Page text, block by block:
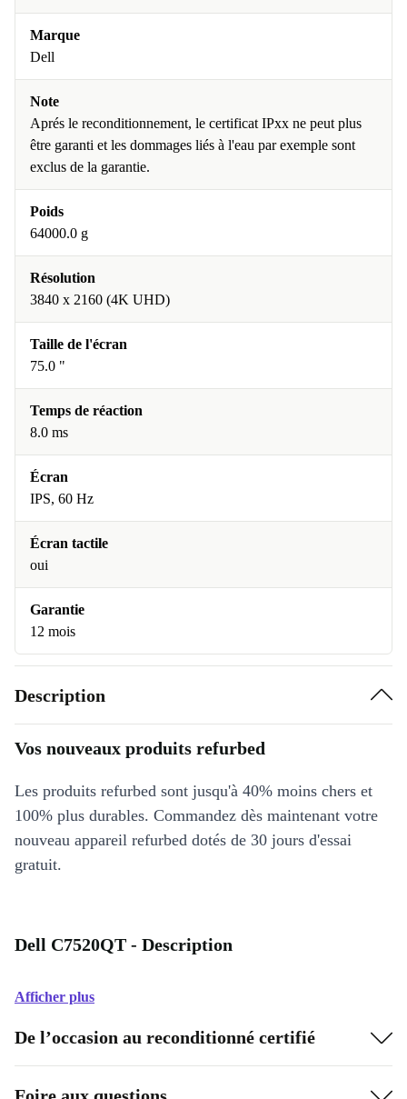
Marque
Dell
Note
Aprés le reconditionnement, le certificat IPxx ne peut plus
être garanti et les dommages liés à l'eau par exemple sont
exclus de la garantie.
Poids
64000.0 g
Résolution
3840 x 2160 (4K UHD)
Taille de l'écran
75.0 "
Temps de réaction
8.0 ms
Écran
IPS, 60 Hz
Écran tactile
oui
Garantie
12 mois
Description
Vos nouveaux produits refurbed
Les produits refurbed sont jusqu'à 40% moins chers et
100% plus durables. Commandez dès maintenant votre
nouveau appareil refurbed dotés de 30 jours d'essai
gratuit.
Dell C7520QT - Description
Afficher plus
De l’occasion au reconditionné certifié